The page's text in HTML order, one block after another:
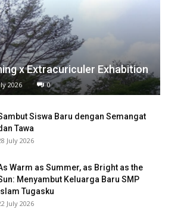
x Extracuriculer Exhabition
2026 0
Siswa Baru dengan Semangat
Tawa
July 2026
Warm as Summer, as Bright as the
Menyambut Keluarga Baru SMP
Islam Tugasku
July 2026